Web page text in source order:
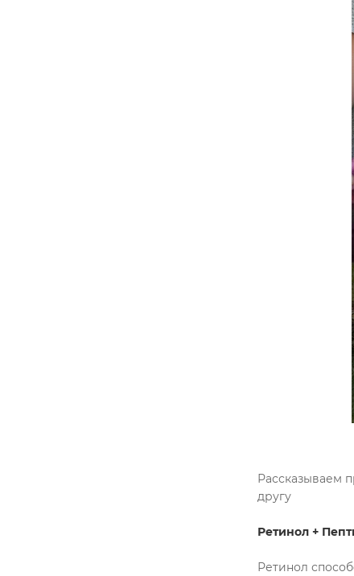
Рассказываем
другу
Ретинол +
Ретинол